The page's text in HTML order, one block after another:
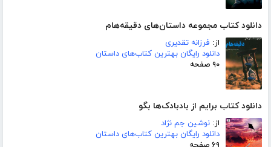
دانلود کتاب مجموعه داستان‌های دقیقه‌هام
از: فرزانه تقدیری
دانلود رایگان بهترین کتاب‌های داستان
۹۰ صفحه
دانلود کتاب برایم از بادبادک‌ها بگو
از: نوشین جم نژاد
دانلود رایگان بهترین کتاب‌های داستان